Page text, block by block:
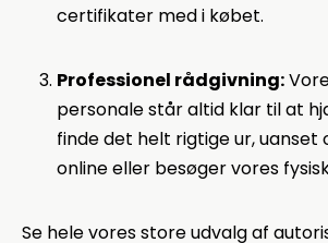
certifikater med i købet.
Professionel rådgivning:
personale står altid klar til at
finde det helt rigtige ur, uanset
online eller besøger vores
Se hele vores store udvalg af